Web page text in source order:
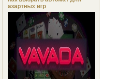
азартных игр